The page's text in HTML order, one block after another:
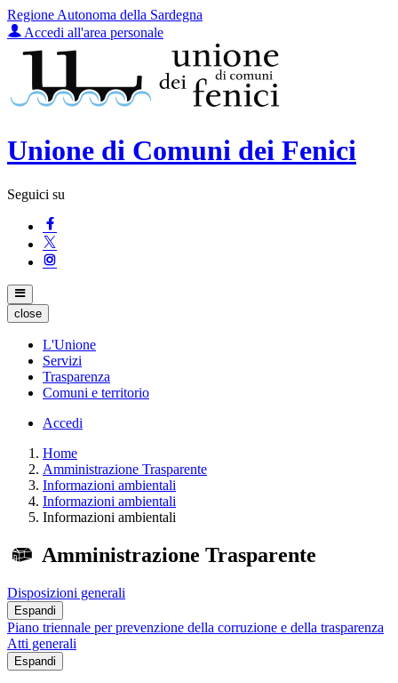
Regione Autonoma della Sardegna
Accedi all'area personale
Unione di Comuni dei Fenici
Seguici su
close
L'Unione
Servizi
Trasparenza
Comuni e territorio
Accedi
Home
Amministrazione Trasparente
Informazioni ambientali
Informazioni ambientali
Informazioni ambientali
Amministrazione Trasparente
Disposizioni generali
Espandi
Piano triennale per prevenzione della corruzione e della trasparenza
Atti generali
Espandi